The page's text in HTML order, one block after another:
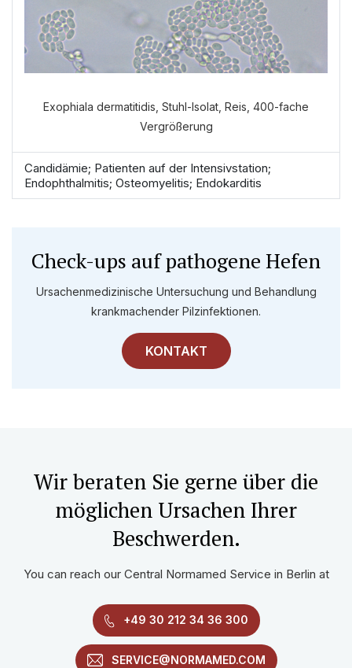
Exophiala dermatitidis, Stuhl-Isolat, Reis, 400-fache
Vergrößerung
Candidämie; Patienten auf der Intensivstation;
Endophthalmitis; Osteomyelitis; Endokarditis
Check-ups auf pathogene Hefen
Ursachenmedizinische Untersuchung und Behandlung
krankmachender Pilzinfektionen.
KONTAKT
Wir beraten Sie gerne über die
möglichen Ursachen Ihrer
Beschwerden.
You can reach our Central Normamed Service in Berlin at
+49 30 212 34 36 300
SERVICE@NORMAMED.COM